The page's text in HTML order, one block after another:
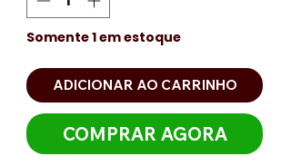
Somente 1 em estoque
ADICIONAR AO CARRINHO
COMPRAR AGORA